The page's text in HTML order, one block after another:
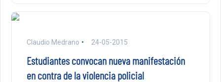
Claudio Medrano 24-05-2015
Estudiantes convocan nueva manifestación
en contra de la violencia policial